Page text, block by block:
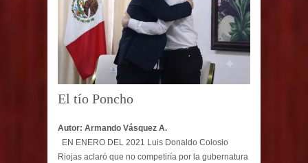
El tío Poncho
Autor: Armando Vásquez A.
EN ENERO DEL 2021 Luis Donaldo Colosio
Riojas aclaró que no competiría por la gubernatura